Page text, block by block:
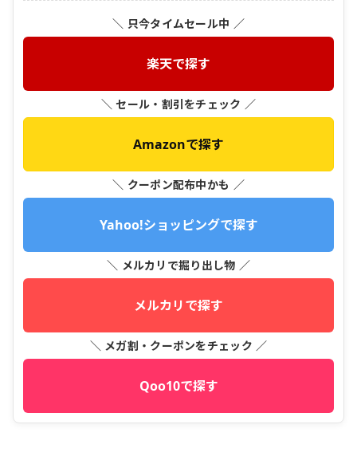
＼ 只今タイムセール中 ／
楽天で探す
＼ セール・割引をチェック ／
Amazonで探す
＼ クーポン配布中かも ／
Yahoo!ショッピングで探す
＼ メルカリで掘り出し物 ／
メルカリで探す
＼ メガ割・クーポンをチェック ／
Qoo10で探す